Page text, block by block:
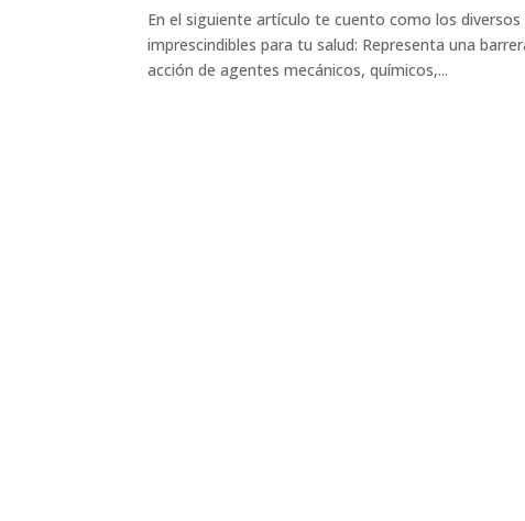
En el siguiente artículo te cuento como los
imprescindibles para tu salud: Representa una
acción de agentes mecánicos, químicos,...